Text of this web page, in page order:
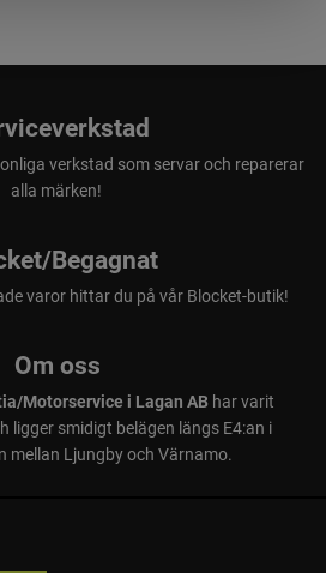
verkstad som servar och reparerar
alla märken!
Begagnat
varor hittar du på vår Blocket-butik!
Om oss
Motorservice i Lagan ABhar varit
ligger smidigt belägen längs E4:an i
mellan Ljungby och Värnamo.